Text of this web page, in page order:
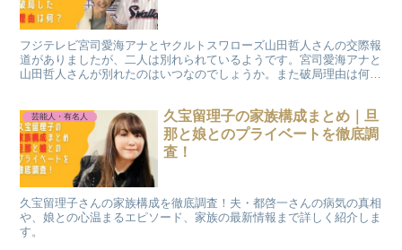
フジテレビ宮司愛海アナとヤクルトスワローズ山田哲人さんの交際報
道がありましたが、二人は別れられているようです。宮司愛海アナと
山田哲人さんが別れたのはいつなのでしょうか。また破局理由は何な
芸能人・有名人
久宝留理子の家族構成まとめ｜旦
那と娘とのプライベートを徹底調
査！
久宝留理子さんの家族構成を徹底調査！夫・都啓一さんの病気の真相
や、娘との心温まるエピソード、家族の最新情報まで詳しく紹介しま
す。